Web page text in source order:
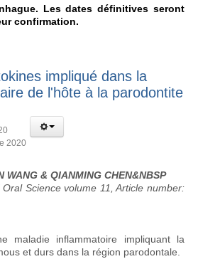
Les dates définitives seront
confirmation.
impliqué dans la
de l'hôte à la parodontite
2020
WANG & QIANMING CHEN&NBSP
Science volume 11, Article number:
maladie inflammatoire impliquant la
et durs dans la région parodontale.